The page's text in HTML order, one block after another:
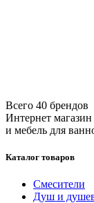
Всего 40 брендов
Интернет
и мебель для
Каталог товаров
Смесители
Душ и